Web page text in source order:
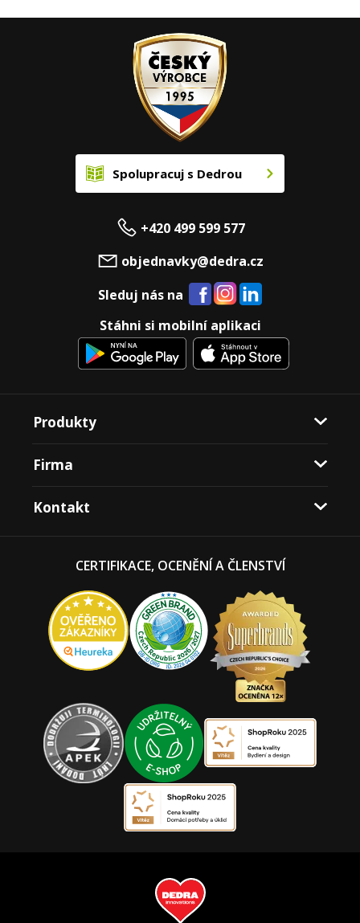
Spolupracuj s Dedrou
+420 499 599 577
objednavky@dedra.cz
Sleduj nás na
Stáhni si mobilní aplikaci
Produkty
Firma
Kontakt
CERTIFIKACE, OCENĚNÍ A ČLENSTVÍ